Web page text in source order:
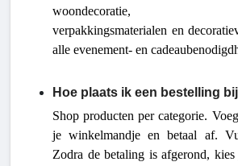
woondecoratie,
verpakkingsmaterialen en
alle evenement- en
Hoe plaats ik een bestelling
Shop producten per categorie.
je winkelmandje en betaal af.
Zodra de betaling is afgerond,